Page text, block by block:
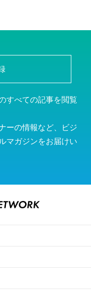
すべての記事を閲覧
ーの情報など、ビジ
マガジンをお届けい